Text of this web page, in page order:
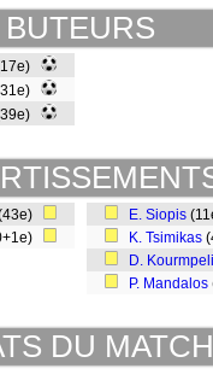
BUTEURS
E. Siopis
K. Tsimikas
D.
P. Mandalos
DU MATCH